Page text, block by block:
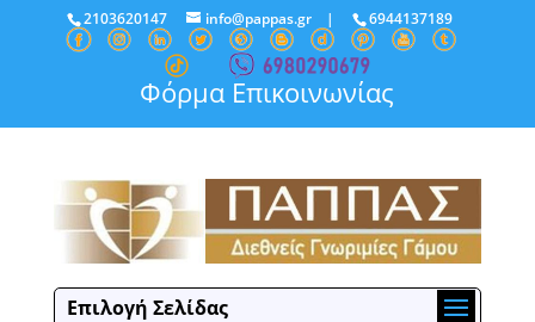
2103620147 info@pappas.gr| 6944137189
Φόρμα Επικοινωνίας
Επιλογή Σελίδας